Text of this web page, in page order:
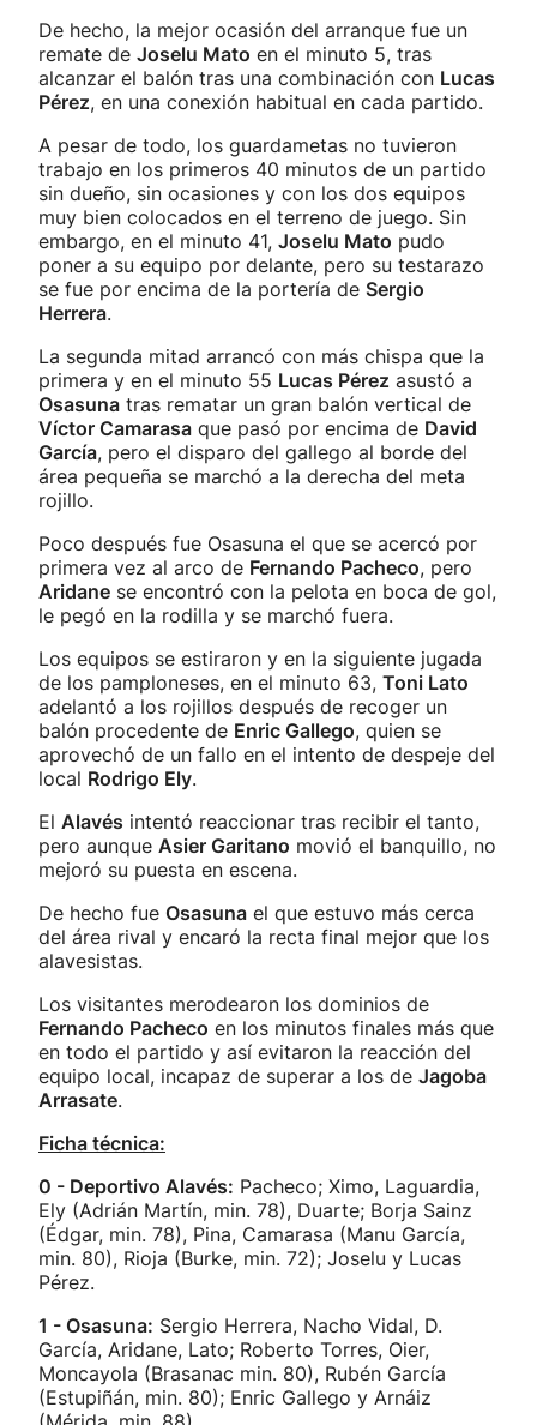
De hecho, la mejor ocasión del arranque fue un
remate de Joselu Mato en el minuto 5, tras
alcanzar el balón tras una combinación con Lucas
Pérez, en una conexión habitual en cada partido.
A pesar de todo, los guardametas no tuvieron
trabajo en los primeros 40 minutos de un partido
sin dueño, sin ocasiones y con los dos equipos
muy bien colocados en el terreno de juego. Sin
embargo, en el minuto 41, Joselu Mato pudo
poner a su equipo por delante, pero su testarazo
se fue por encima de la portería de Sergio
Herrera.
La segunda mitad arrancó con más chispa que la
primera y en el minuto 55 Lucas Pérez asustó a
Osasuna tras rematar un gran balón vertical de
Víctor Camarasa que pasó por encima de David
García, pero el disparo del gallego al borde del
área pequeña se marchó a la derecha del meta
rojillo.
Poco después fue Osasuna el que se acercó por
primera vez al arco de Fernando Pacheco, pero
Aridane se encontró con la pelota en boca de gol,
le pegó en la rodilla y se marchó fuera.
Los equipos se estiraron y en la siguiente jugada
de los pamploneses, en el minuto 63, Toni Lato
adelantó a los rojillos después de recoger un
balón procedente de Enric Gallego, quien se
aprovechó de un fallo en el intento de despeje del
local Rodrigo Ely.
El Alavés intentó reaccionar tras recibir el tanto,
pero aunque Asier Garitano movió el banquillo, no
mejoró su puesta en escena.
De hecho fue Osasuna el que estuvo más cerca
del área rival y encaró la recta final mejor que los
alavesistas.
Los visitantes merodearon los dominios de
Fernando Pacheco en los minutos finales más que
en todo el partido y así evitaron la reacción del
equipo local, incapaz de superar a los de Jagoba
Arrasate.
Ficha técnica:
0 - Deportivo Alavés: Pacheco; Ximo, Laguardia,
Ely (Adrián Martín, min. 78), Duarte; Borja Sainz
(Édgar, min. 78), Pina, Camarasa (Manu García,
min. 80), Rioja (Burke, min. 72); Joselu y Lucas
Pérez.
1 - Osasuna: Sergio Herrera, Nacho Vidal, D.
García, Aridane, Lato; Roberto Torres, Oier,
Moncayola (Brasanac min. 80), Rubén García
(Estupiñán, min. 80); Enric Gallego y Arnáiz